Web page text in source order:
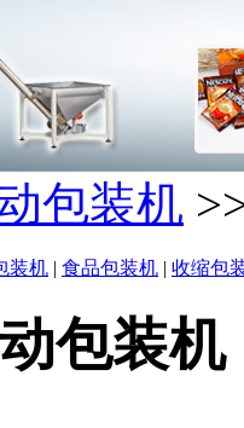
包装机
装机 | 食品包装机 | 收缩包
包装机